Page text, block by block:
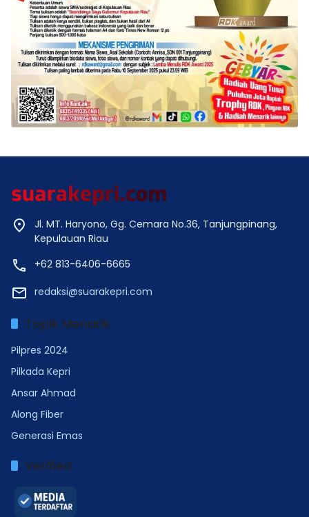
Jl. MT. Haryono, Gg. Cemara No.36, Tanjungpinang,
Kepulauan Riau
+62 813-6406-6665
redaksi@suarakepri.com
Topik Menarik
Pilpres 2024
Pilkada Kepri
Ansar Ahmad
Along Fiber
Generasi Emas
Verified